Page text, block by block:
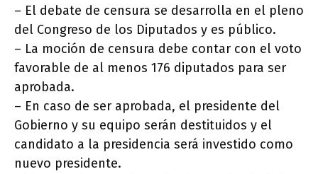
– El debate de censura se desarrolla en el pleno
del Congreso de los Diputados y es público.
– La moción de censura debe contar con el voto
favorable de al menos 176 diputados para ser
aprobada.
– En caso de ser aprobada, el presidente del
Gobierno y su equipo serán destituidos y el
candidato a la presidencia será investido como
nuevo presidente.